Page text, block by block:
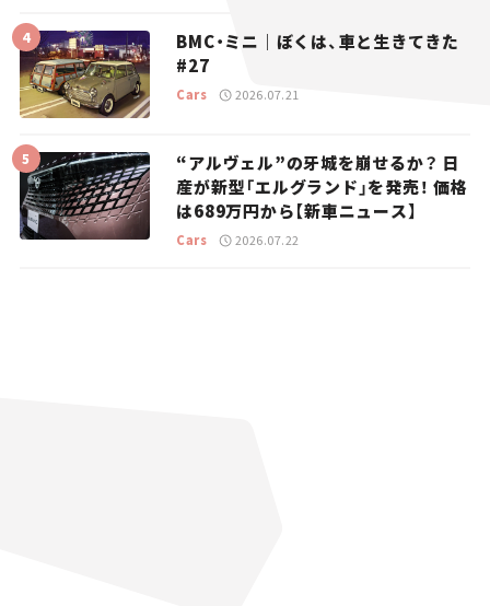
BMC・ミニ｜ぼくは、車と生きてきた
#27
Cars 2026.07.21
“アルヴェル”の牙城を崩せるか？ 日
産が新型「エルグランド」を発売！ 価格
は689万円から【新車ニュース】
Cars 2026.07.22